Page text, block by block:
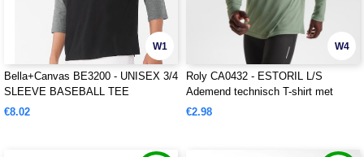
W1
Bella+Canvas BE3200 - UNISEX 3/4
SLEEVE BASEBALL TEE
€8.02
W4
Roly CA0432 - ESTORIL L/S
Ademend technisch T-shirt met
lange mouwen
€2.98